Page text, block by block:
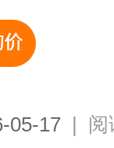
05-17 | 阅